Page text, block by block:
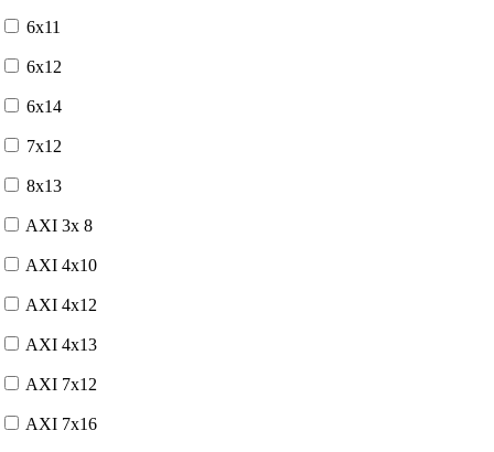
6x11
6x12
6x14
7x12
8x13
AXI 3x 8
AXI 4x10
AXI 4x12
AXI 4x13
AXI 7x12
AXI 7x16